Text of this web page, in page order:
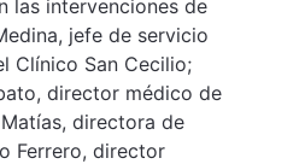
las intervenciones de
jefe de servicio
Clínico San Cecilio;
director médico de
directora de
Ferrero, director